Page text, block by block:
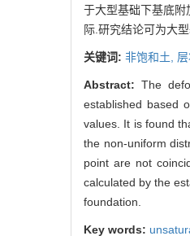
于大型基础下基底
际.研究结论可为大
关键词: 非饱和土,
Abstract: The
established based
values. It is found
the non-uniform
point are not
calculated by the
foundation.
Key words: